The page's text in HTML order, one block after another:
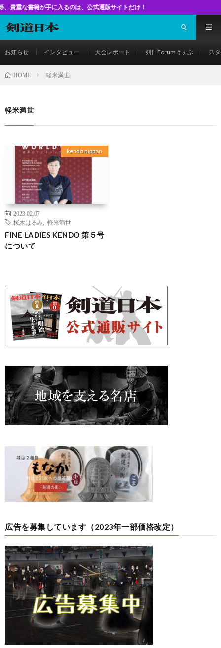
が手に入るのは、公式通販サイトだけ！
お知らせ インタビュー 大会レポート 剣日Forumうぇぶ ス
HOME 軽米満世
軽米満世
kendo nippon
2023.02.07
桜木はるみ
軽米満世
FINE LADIES KENDO 第５号
について
広告を募集しています（2023年一部価格改定）